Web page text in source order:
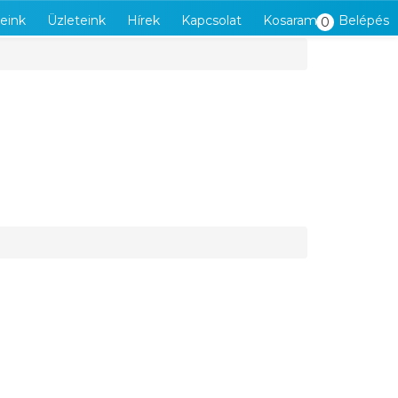
Üzleteink Hírek Kapcsolat Kosaram 0 Belépés